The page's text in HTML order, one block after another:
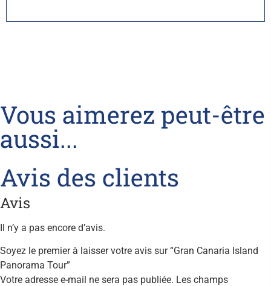
Vous aimerez peut-être
aussi...
Avis des clients
Avis
Il n’y a pas encore d’avis.
Soyez le premier à laisser votre avis sur “Gran Canaria Island
Panorama Tour”
Votre adresse e-mail ne sera pas publiée. Les champs